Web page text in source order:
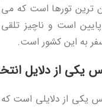
ترین تورها است که می
پایین است و ناچیز
به این کشور است.
یکی از دلایل
یکی از دلایلی است که